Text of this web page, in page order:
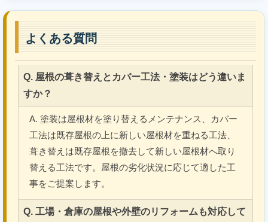
よくある質問
Q. 屋根の葺き替えとカバー工法・塗装はどう違いま
すか？
A. 塗装は屋根材を塗り替えるメンテナンス、カバー
工法は既存屋根の上に新しい屋根材を重ねる工法、
葺き替えは既存屋根を撤去して新しい屋根材へ取り
替える工法です。屋根の劣化状況に応じて適した工
事をご提案します。
Q. 工場・倉庫の屋根や外壁のリフォームも対応して